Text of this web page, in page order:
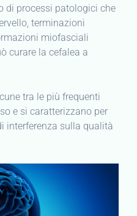
di processi patologici che
terminazioni
miofasciali
curare la cefalea a
tra le più frequenti
e si caratterizzano per
interferenza sulla qualità